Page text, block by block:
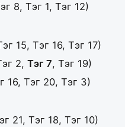
8, Тэг 1, Тэг 12)
15, Тэг 16, Тэг 17)
2,Тэг 7, Тэг 19)
16, Тэг 20, Тэг 3)
21, Тэг 18, Тэг 10)